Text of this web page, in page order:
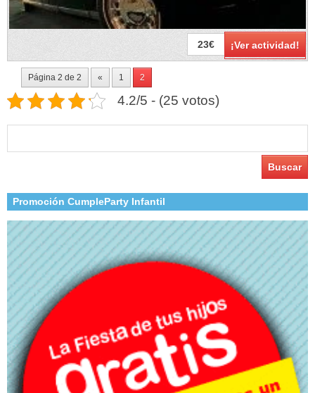
¡Ver actividad!
23€
Página 2 de 2 « 1 2
4.2/5 - (25 votos)
Promoción CumpleParty Infantil